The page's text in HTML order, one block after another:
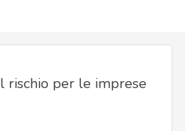
rischio per le imprese